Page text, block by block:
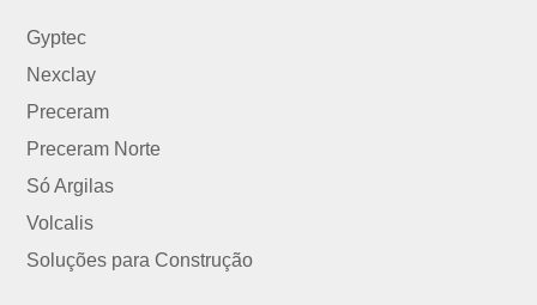
Gyptec
Nexclay
Preceram
Preceram Norte
Só Argilas
Volcalis
Soluções para Construção